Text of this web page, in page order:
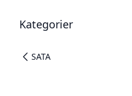
Filter
Kategorier
SATA